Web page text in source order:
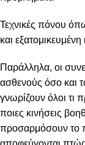
Τεχνικές πόνου
και
Παράλληλα, οι
ασθενούς όσο και
γνωρίζουν όλοι τι
ποιες κινήσεις
προσαρμόσουν το